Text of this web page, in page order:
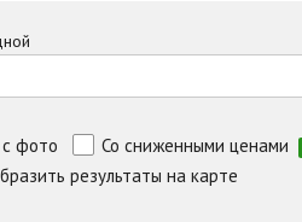
с фото Со сниженными ценами
результаты на карте